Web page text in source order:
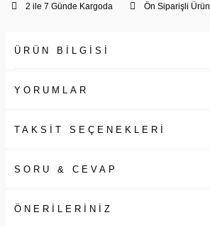
2 ile 7 Günde Kargoda Ön Siparişli Ürün
ÜRÜN BİLGİSİ
YORUMLAR
TAKSİT SEÇENEKLERİ
SORU & CEVAP
ÖNERİLERİNİZ